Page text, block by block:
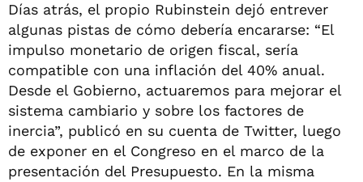
Días atrás, el propio Rubinstein dejó entrever
algunas pistas de cómo debería encararse: “El
impulso monetario de origen fiscal, sería
compatible con una inflación del 40% anual.
Desde el Gobierno, actuaremos para mejorar el
sistema cambiario y sobre los factores de
inercia”, publicó en su cuenta de Twitter, luego
de exponer en el Congreso en el marco de la
presentación del Presupuesto. En la misma